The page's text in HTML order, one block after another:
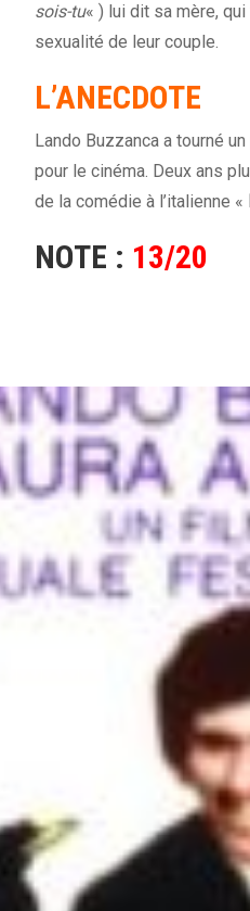
sois-tu« ) lui dit sa mère,
sexualité de leur couple.
L’ANECDOTE
Lando Buzzanca a tourné
pour le cinéma. Deux ans
de la comédie à l’italienne «
NOTE : 13/20